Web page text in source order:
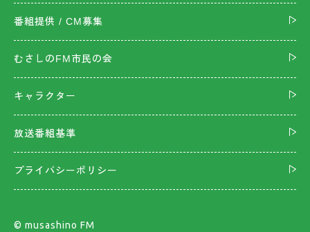
番組提供 / CM募集
むさしのFM市民の会
キャラクター
放送番組基準
プライバシーポリシー
©︎ musashino FM